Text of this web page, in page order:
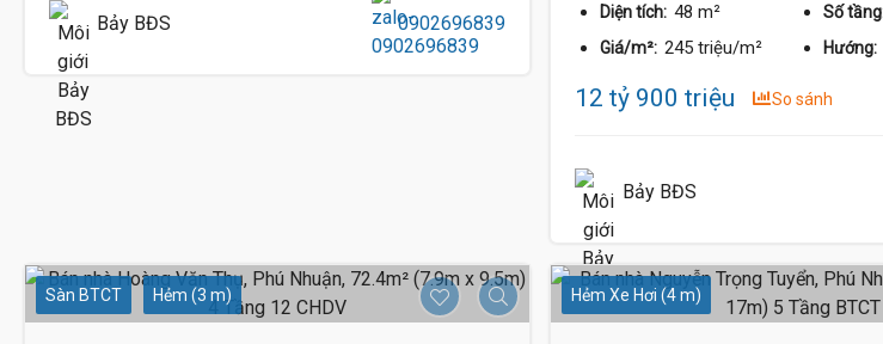
Bảy BĐS 0902696839
Diện tích: 48 m² Số
Giá/m²: 245 triệu/m² Hướng:
12 tỷ 900 triệu So sánh
Bảy BĐS
Sàn BTCT Hẻm (3 m) Hẻm Xe Hơi (4 m)